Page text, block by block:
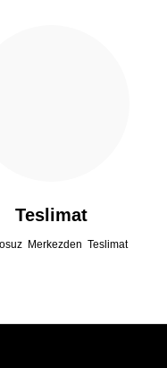
Teslimat
Merkezden Teslimat